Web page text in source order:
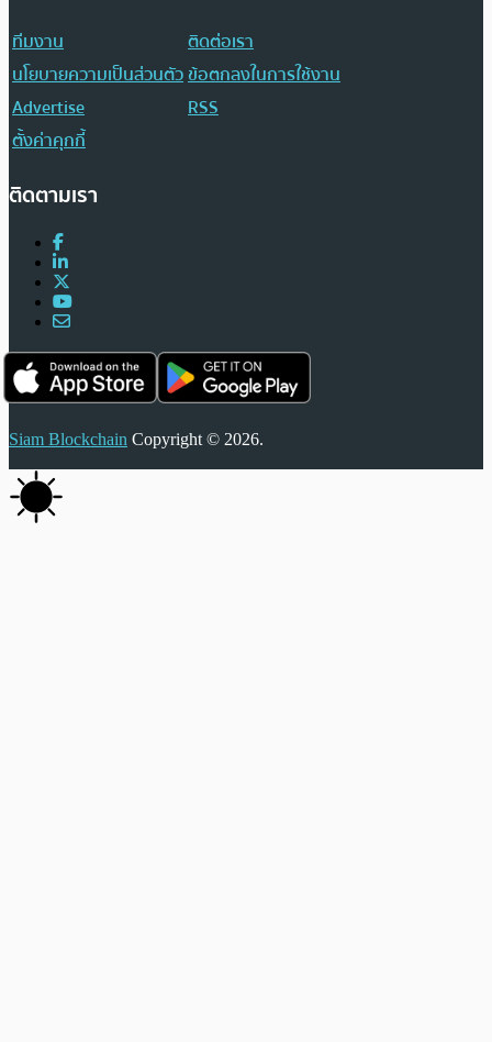
ทีมงาน
ติดต่อเรา
นโยบายความเป็นส่วนตัวข้อตกลงในการใช้งาน
Advertise
RSS
ตั้งค่าคุกกี้
ติดตามเรา
Siam Blockchain Copyright © 2026.